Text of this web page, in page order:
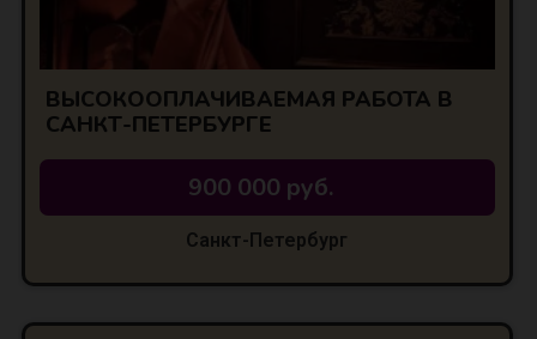
ВЫСОКООПЛАЧИВАЕМАЯ РАБОТА В
САНКТ-ПЕТЕРБУРГЕ
900 000 руб.
Санкт-Петербург